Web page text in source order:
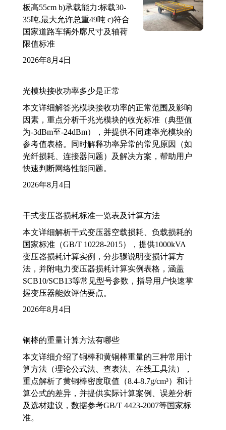
板高55cm b)承载能力:标载30-
35吨,最大允许总重49吨 c)符合
国家道路车辆外廓尺寸及轴荷
限值标准
2026年8月4日
光模块接收功率多少是正常
本文详细解答光模块接收功率的正常范围及影响
因素，重点分析千兆光模块的收光标准（典型值
为-3dBm至-24dBm），并提供不同速率光模块的
参考值表格。同时解释功率异常的常见原因（如
光纤损耗、连接器问题）及解决方案，帮助用户
快速判断网络性能问题。
2026年8月4日
干式变压器损耗标准一览表及计算方法
本文详细解析干式变压器空载损耗、负载损耗的
国家标准（GB/T 10228-2015），提供1000kVA
变压器损耗计算实例，分步骤说明变损计算方
法，并附电力变压器损耗计算实例表格，涵盖
SCB10/SCB13等常见型号参数，指导用户快速掌
握变压器能效评估要点。
2026年8月4日
铜棒的重量计算方法有哪些
本文详细介绍了铜棒和黄铜棒重量的三种常用计
算方法（理论公式法、查表法、在线工具法），
重点解析了黄铜棒密度取值（8.4-8.7g/cm³）和计
算公式的差异，并提供实际计算案例、误差分析
及选材建议，数据参考GB/T 4423-2007等国家标
准。